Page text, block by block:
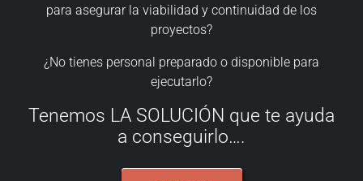
para asegurar la viabilidad y continuidad de los
proyectos?
¿No tienes personal preparado o disponible para
ejecutarlo?
Tenemos LA SOLUCIÓN que te ayuda
a conseguirlo….